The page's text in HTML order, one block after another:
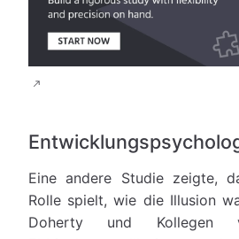
Eine andere Studie zeigte,
Rolle spielt, wie die Illusion
Doherty und Kollegen